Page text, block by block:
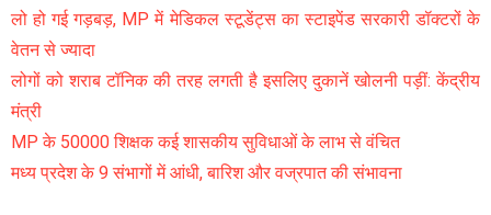
लो हो गई गड़बड़, MP में मेडिकल स्टूडेंट्स का स्टाइपेंड सरकारी डॉक्टरों के
वेतन से ज्यादा
लोगों को शराब टॉनिक की तरह लगती है इसलिए दुकानें खोलनी पड़ीं: केंद्रीय
मंत्री
MP के 50000 शिक्षक कई शासकीय सुविधाओं के लाभ से वंचित
मध्य प्रदेश के 9 संभागों में आंधी, बारिश और वज्रपात की संभावना